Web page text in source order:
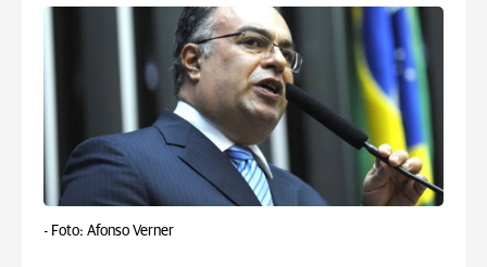
- Foto: Afonso Verner